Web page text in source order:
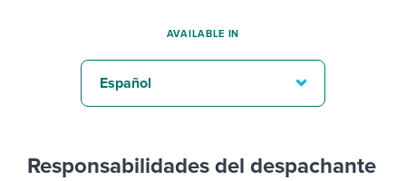
Responsabilidades del despachante
AVAILABLE IN
Español